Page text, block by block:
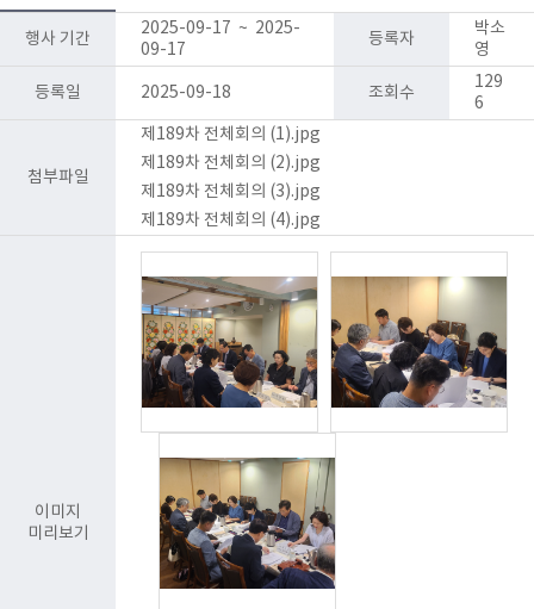
행사 기간
2025-09-17 ~ 2025-
09-17
등록자
박소
영
등록일 2025-09-18 조회수
129
6
첨부파일
제189차 전체회의 (1).jpg
제189차 전체회의 (2).jpg
제189차 전체회의 (3).jpg
제189차 전체회의 (4).jpg
이미지
미리보기